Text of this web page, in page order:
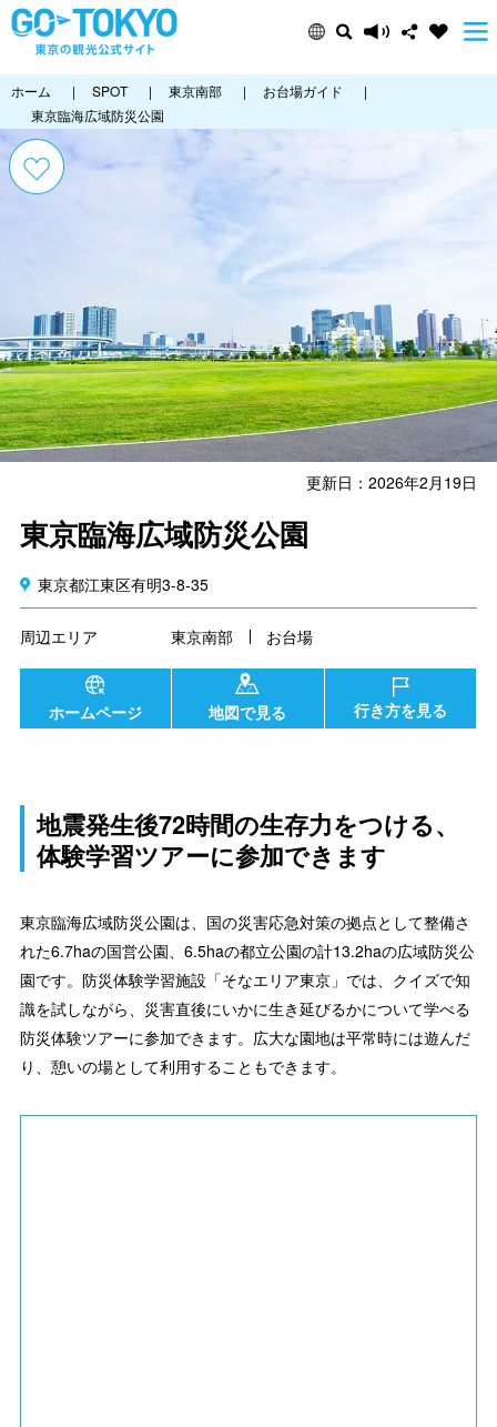
ホーム | SPOT | 東京南部 | お台場ガイド
|
東京臨海広域防災公園
更新日：2026年2月19日
東京臨海広域防災公園
東京都江東区有明3-8-35
周辺エリア 東京南部 お台場
ホームページ 地図で見る 行き方を見る
地震発生後72時間の生存力をつける、
体験学習ツアーに参加できます
東京臨海広域防災公園は、国の災害応急対策の拠点として整備さ
れた6.7haの国営公園、6.5haの都立公園の計13.2haの広域防災公
園です。防災体験学習施設「そなエリア東京」では、クイズで知
識を試しながら、災害直後にいかに生き延びるかについて学べる
防災体験ツアーに参加できます。広大な園地は平常時には遊んだ
り、憩いの場として利用することもできます。